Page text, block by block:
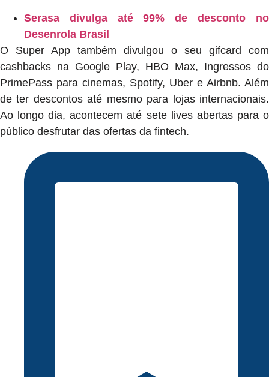
Serasa divulga até 99% de desconto no
Desenrola Brasil
O Super App também divulgou o seu gifcard com
cashbacks na Google Play, HBO Max, Ingressos do
PrimePass para cinemas, Spotify, Uber e Airbnb. Além
de ter descontos até mesmo para lojas internacionais.
Ao longo dia, acontecem até sete lives abertas para o
público desfrutar das ofertas da fintech.